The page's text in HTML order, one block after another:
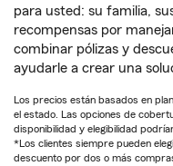
para usted: su familia,
recompensas por
combinar pólizas y
ayudarle a crear una
Los precios están basados en
el estado. Las opciones de
disponibilidad y elegibilidad
*Los clientes siempre pueden
descuento por dos o más